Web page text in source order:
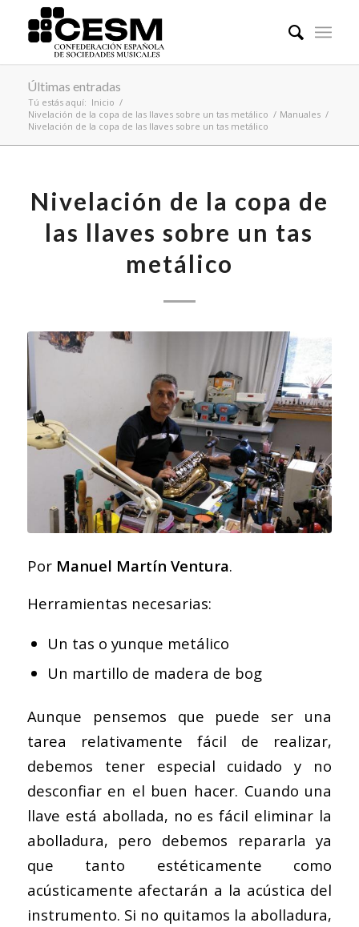
Últimas entradas
Tú estás aquí: Inicio /
Nivelación de la copa de las llaves sobre un tas metálico / Manuales /
Nivelación de la copa de las llaves sobre un tas metálico
Nivelación de la copa de
las llaves sobre un tas
metálico
Por Manuel Martín Ventura.
Herramientas necesarias:
Un tas o yunque metálico
Un martillo de madera de bog
Aunque pensemos que puede ser una
tarea relativamente fácil de realizar,
debemos tener especial cuidado y no
desconfiar en el buen hacer. Cuando una
llave está abollada, no es fácil eliminar la
abolladura, pero debemos repararla ya
que tanto estéticamente como
acústicamente afectarán a la acústica del
instrumento. Si no quitamos la abolladura,